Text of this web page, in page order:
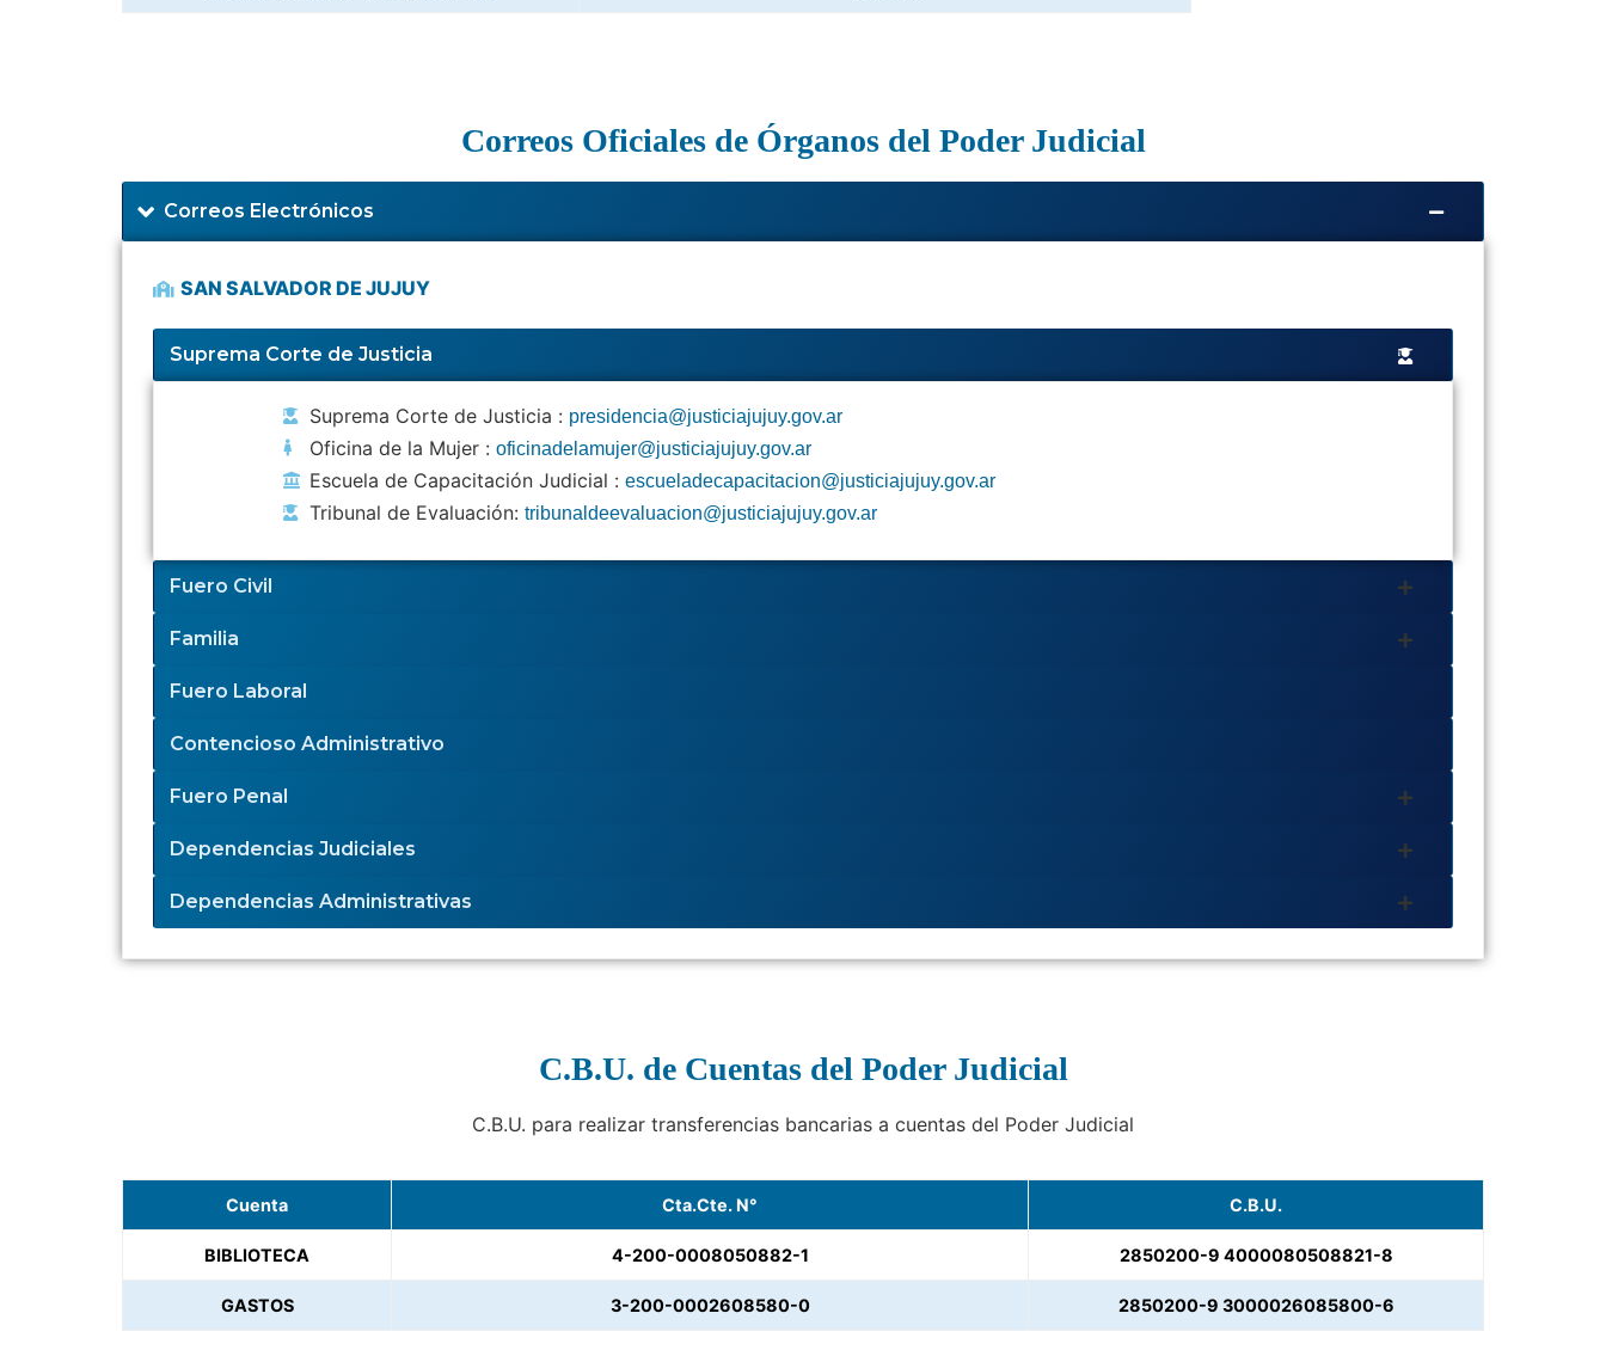
Correos Oficiales de Órganos del Poder Judicial
Correos Electrónicos
SAN SALVADOR DE JUJUY
Suprema Corte de Justicia
Suprema Corte de Justicia : presidencia@justiciajujuy.gov.ar
Oficina de la Mujer :oficinadelamujer@justiciajujuy.gov.ar
Escuela de Capacitación Judicial :escueladecapacitacion@justiciajujuy.gov.ar
Tribunal de Evaluación:tribunaldeevaluacion@justiciajujuy.gov.ar
Fuero Civil
Familia
Fuero Laboral
Contencioso Administrativo
Fuero Penal
Dependencias Judiciales
Dependencias Administrativas
C.B.U. de Cuentas del Poder Judicial
C.B.U. para realizar transferencias bancarias a cuentas del Poder Judicial
Cuenta Cta.Cte. N° C.B.U.
BIBLIOTECA 4-200-0008050882-1 2850200-9 4000080508821-8
GASTOS 3-200-0002608580-0 2850200-9 3000026085800-6